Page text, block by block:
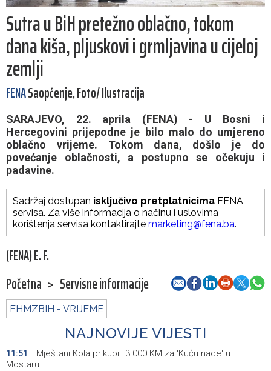
Sutra u BiH pretežno oblačno, tokom
dana kiša, pljuskovi i grmljavina u cijeloj
zemlji
FENASaopćenje, Foto/ Ilustracija
SARAJEVO, 22. aprila (FENA) - U Bosni i
Hercegovini prijepodne je bilo malo do umjereno
oblačno vrijeme. Tokom dana, došlo je do
povećanje oblačnosti, a postupno se očekuju i
padavine.
Sadržaj dostupan isključivo pretplatnicima FENA
servisa. Za više informacija o načinu i uslovima
korištenja servisa kontaktirajte marketing@fena.ba.
(FENA) E. F.
Početna > Servisne informacije
FHMZBIH - VRIJEME
NAJNOVIJE VIJESTI
11:51
Mještani Kola prikupili 3.000 KM za 'Kuću nade' u
Mostaru